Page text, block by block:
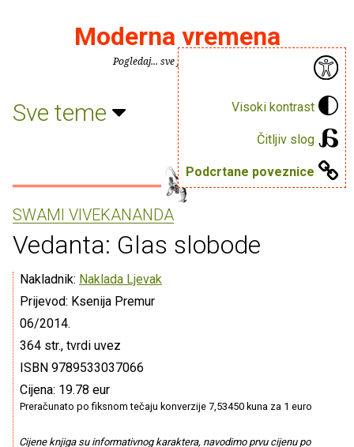
Visoki kontrast
Čitljiv slog
Podcrtane poveznice
Moderna vremena
Pogledaj... sve je puno knjiga.
Sve teme
SWAMI VIVEKANANDA
Vedanta: Glas slobode
Nakladnik: Naklada Ljevak
Prijevod: Ksenija Premur
06/2014.
364 str., tvrdi uvez
ISBN 9789533037066
Cijena: 19.78 eur
Preračunato po fiksnom tečaju konverzije 7,53450 kuna za 1 euro
Cijene knjiga su informativnog karaktera, navodimo prvu cijenu po